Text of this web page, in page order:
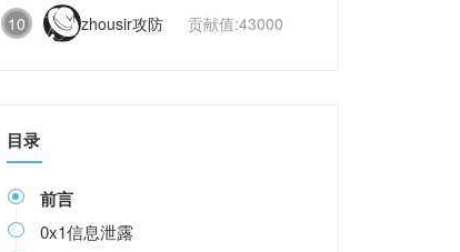
10 zhousir攻防 贡献值:43000
目录
 前言
 0x1信息泄露